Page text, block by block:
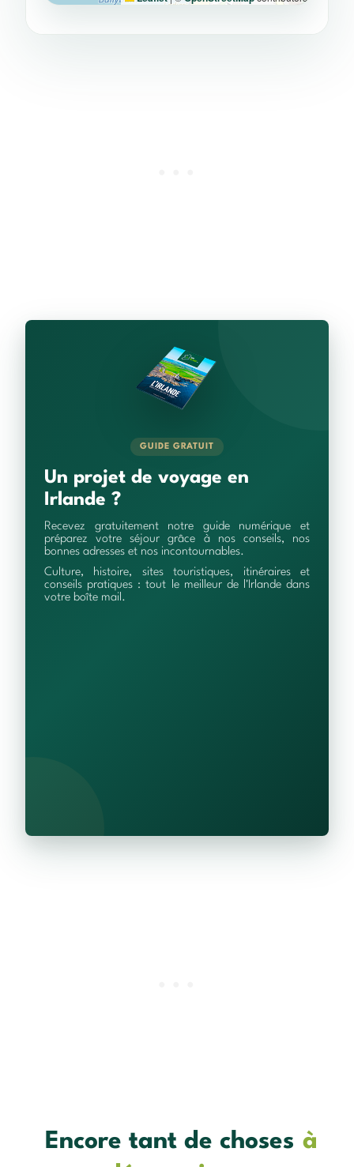
GUIDE GRATUIT
Un projet de voyage en
Irlande ?
Recevez gratuitement notre guide numérique et
préparez votre séjour grâce à nos conseils, nos
bonnes adresses et nos incontournables.
Culture, histoire, sites touristiques, itinéraires et
conseils pratiques : tout le meilleur de l'Irlande dans
votre boîte mail.
Encore tant de choses à